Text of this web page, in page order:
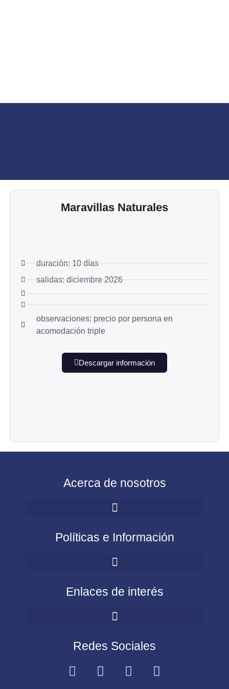
Maravillas Naturales
duración: 10 días
salidas: diciembre 2026
observaciones: precio por persona en
acomodación triple
Descargar información
Acerca de nosotros
Políticas e Información
Enlaces de interés
Redes Sociales